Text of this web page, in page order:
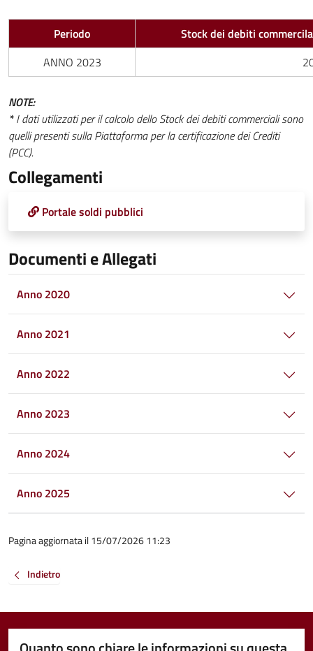
Periodo
Stock dei debiti
ANNO 2023
NOTE:
*I dati utilizzati per il calcolo dello Stock dei debiti commerciali sono
quelli presenti sulla Piattaforma per la certificazione dei Crediti
(PCC).
Collegamenti
Portale soldi pubblici
Documenti e Allegati
Anno 2020
Anno 2021
Anno 2022
Anno 2023
Anno 2024
Anno 2025
Pagina aggiornata il 15/07/2026 11:23
Indietro